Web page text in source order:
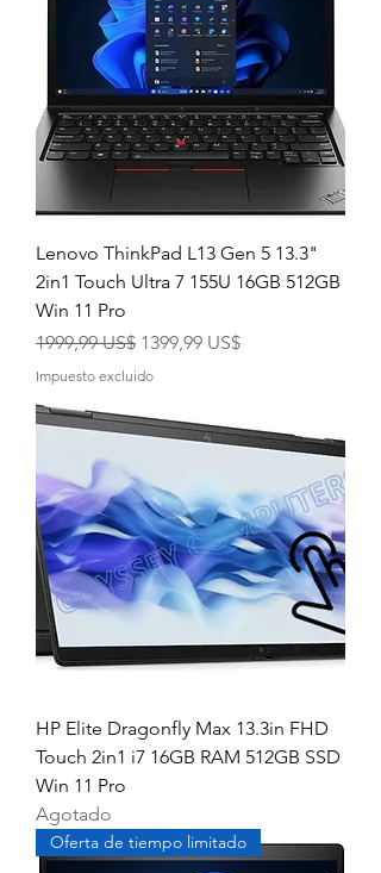
Lenovo ThinkPad L13 Gen 5 13.3"
2in1 Touch Ultra 7 155U 16GB 512GB
Win 11 Pro
Precio
1999,99 US$ Precio de oferta
1399,99 US$
Impuesto excluido
HP Elite Dragonfly Max 13.3in FHD
Touch 2in1 i7 16GB RAM 512GB SSD
Win 11 Pro
Agotado
Oferta de tiempo limitado